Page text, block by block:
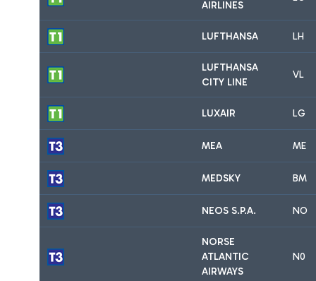
AIRLINES
LUFTHANSA LH
LUFTHANSA
CITY LINE
VL
LUXAIR LG
MEA ME
MEDSKY BM
NEOS S.P.A. NO
NORSE
ATLANTIC
AIRWAYS
N0